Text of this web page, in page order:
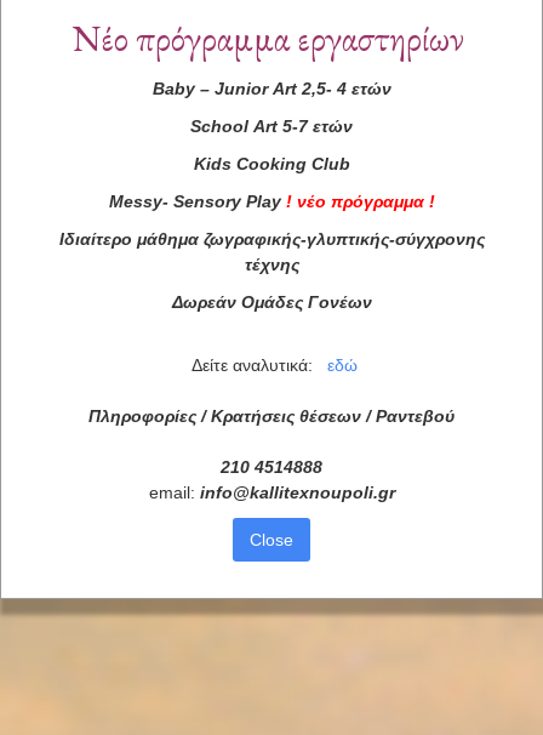
Νέο πρόγραμμα εργαστηρίων
Baby– Junior Art2,5- 4 ετών
School Art 5-7 ετών
Kids Cooking Club
Messy- Sensory Play ! νέο πρόγραμμα !
Ιδιαίτερο μάθημα ζωγραφικής-γλυπτικής-σύγχρονης
τέχνης
Δωρεάν Ομάδες Γονέων
Δείτε αναλυτικά: εδώ
Πληροφορίες / Κρατήσεις θέσεων / Ραντεβού
210 4514888
email: info@kallitexnoupoli.gr
Close